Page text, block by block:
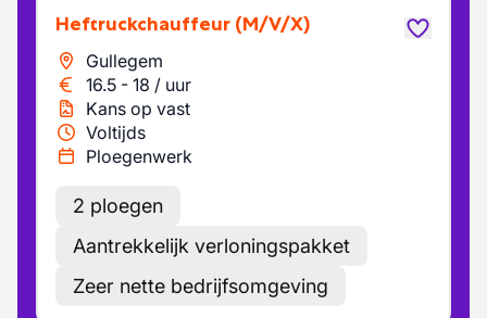
Heftruckchauffeur (M/V/X)
Gullegem
16.5 - 18 / uur
Kans op vast
Voltijds
Ploegenwerk
2 ploegen
Aantrekkelijk verloningspakket
Zeer nette bedrijfsomgeving